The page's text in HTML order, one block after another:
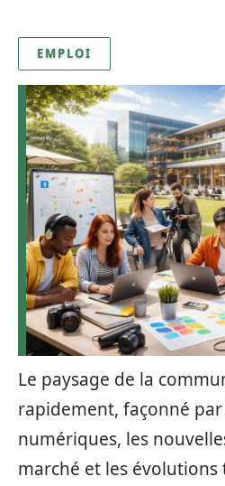
EMPLOI
Le paysage de la
rapidement, façonné
numériques, les
marché et les évolutions